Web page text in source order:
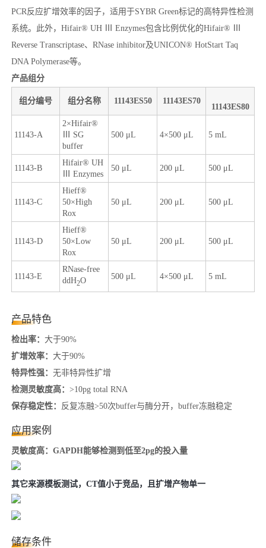
PCR反应扩增效率的因子，适用于SYBR Green标记的高特异性检测
系统。此外，Hifair® UH Ⅲ Enzymes包含比例优化的Hifair® Ⅲ
Reverse Transcriptase、RNase inhibitor及UNICON® HotStart Taq
DNA Polymerase等。
产品组分
组分编号 组分名称 11143ES50 11143ES70
11143ES80
11143-A
2×Hifair®
Ⅲ SG
buffer
500 μL 4×500 μL 5 mL
11143-B
Hifair® UH
Ⅲ Enzymes
50 μL 200 μL 500 μL
11143-C
Hieff®
50×High
Rox
50 μL 200 μL 500 μL
11143-D
Hieff®
50×Low
Rox
50 μL 200 μL 500 μL
11143-E
RNase-free
ddH2O 500 μL 4×500 μL 5 mL
产品特色
检出率： 大于90%
扩增效率： 大于90%
特异性强： 无非特异性扩增
检测灵敏度高： >10pg total RNA
保存稳定性： 反复冻融>50次buffer与酶分开，buffer冻融稳定
应用案例
灵敏度高：GAPDH能够检测到低至2pg的投入量
其它来源模板测试，CT值小于竞品，且扩增产物单一
储存条件